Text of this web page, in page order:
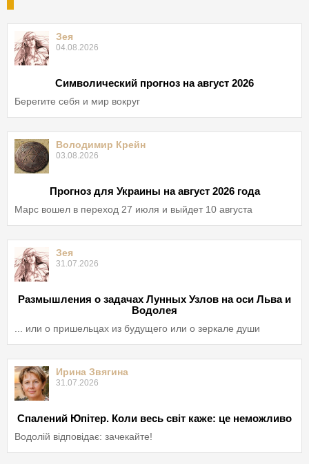
Зея
04.08.2026
Символический прогноз на август 2026
Берегите себя и мир вокруг
Володимир Крейн
03.08.2026
Прогноз для Украины на август 2026 года
Марс вошел в переход 27 июля и выйдет 10 августа
Зея
31.07.2026
Размышления о задачах Лунных Узлов на оси Льва и
Водолея
... или о пришельцах из будущего или о зеркале души
Ирина Звягина
31.07.2026
Спалений Юпітер. Коли весь світ каже: це неможливо
Водолій відповідає: зачекайте!